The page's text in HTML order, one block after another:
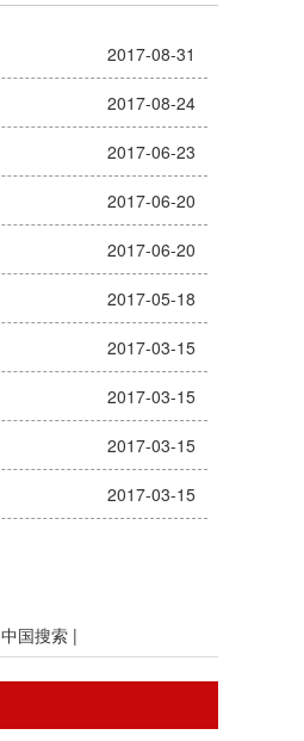
2017-08-31
2017-08-24
2017-06-23
2017-06-20
2017-06-20
2017-05-18
2017-03-15
2017-03-15
2017-03-15
2017-03-15
中国搜索 |